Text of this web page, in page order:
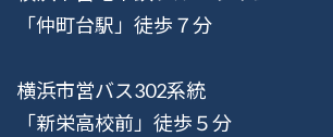
「仲町台駅」徒歩７分
横浜市営バス302系統
「新栄高校前」徒歩５分